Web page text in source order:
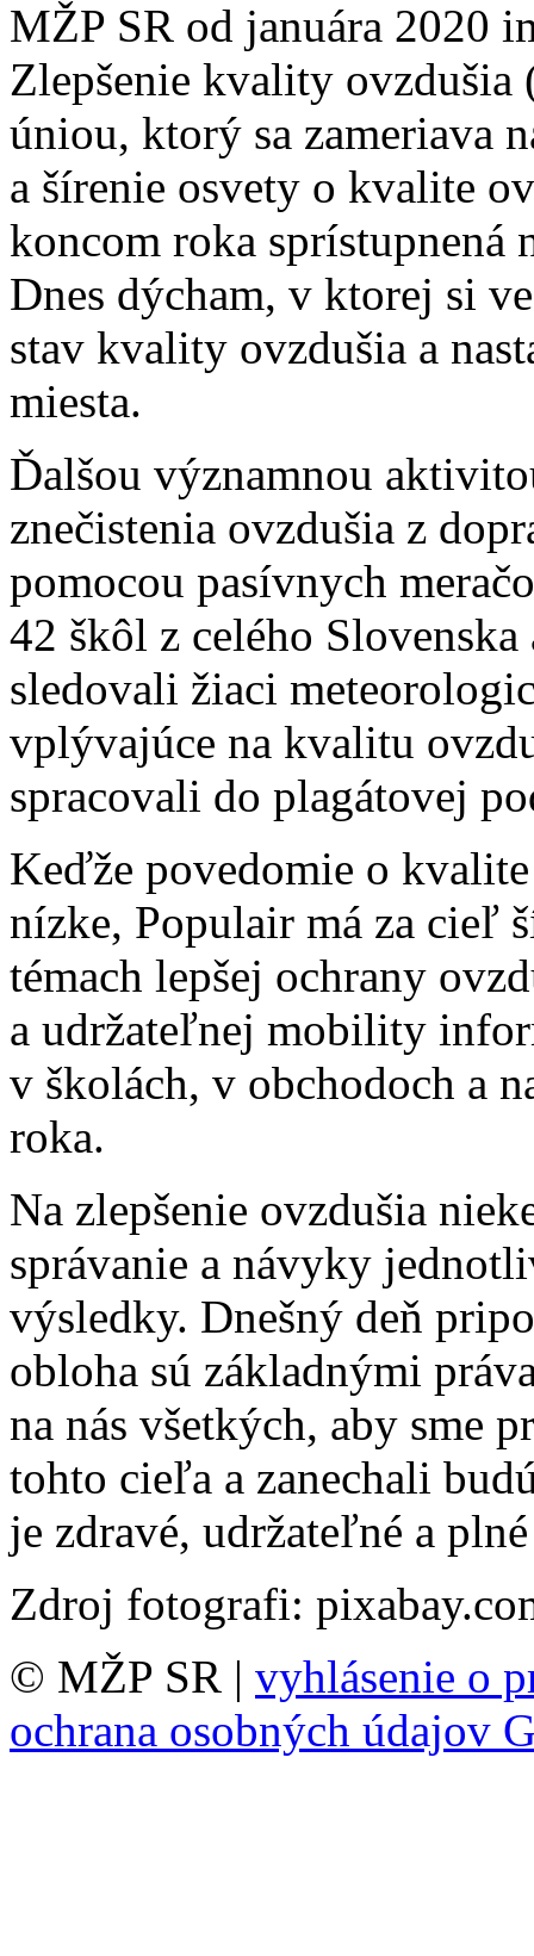
MŽP SR od januára 2020
Zlepšenie kvality
úniou, ktorý sa zameriava
a šírenie osvety o kvalite
koncom roka sprístupnená
Dnes dýcham, v ktorej si
stav kvality ovzdušia a
miesta.
Ďalšou významnou
znečistenia ovzdušia z
pomocou pasívnych
42 škôl z celého Slovenska
sledovali žiaci
vplývajúce na kvalitu
spracovali do plagátovej
Keďže povedomie o
nízke, Populair má za cieľ
témach lepšej ochrany
a udržateľnej mobility
v školách, v obchodoch a
roka.
Na zlepšenie ovzdušia
správanie a návyky
výsledky. Dnešný deň
obloha sú základnými
na nás všetkých, aby sme
tohto cieľa a zanechali
je zdravé, udržateľné a
Zdroj fotografi:
© MŽP SR | vyhlásenie o
ochrana osobných údajov